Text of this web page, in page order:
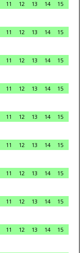
11 12 13 14
15
11 12 13 14
15
11 12 13 14
15
11 12 13 14
15
11 12 13 14
15
11 12 13 14
15
11 12 13 14
15
11 12 13 14
15
11 12 13 14
15